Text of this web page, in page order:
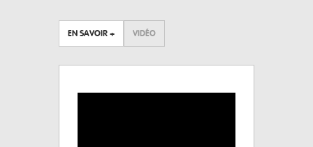
EN SAVOIR + VIDÉO